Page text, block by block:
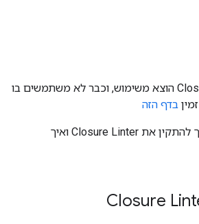
הערה: הכלי Closure Linter הוצא משימוש, וכבר לא משתמשים בו
בדף הזה
במאמר הזה מוסבר איך להתקין את Closure Linter ואיך